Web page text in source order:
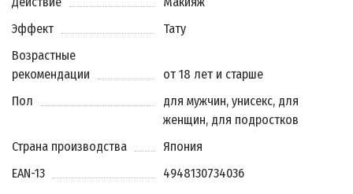
Эффект
Тату
Возрастные
рекомендации
от 18 лет и старше
Пол
для мужчин, унисекс, для
женщин, для подростков
Страна производства
Япония
EAN-13
4948130734036